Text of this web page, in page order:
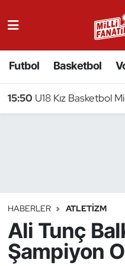
Futbol Basketbol
15:50 U18 Kız Basketbol
HABERLER ATLETIZM
Ali Tunç
Şampiyon
Badminton
Binicilik
Bisiklet